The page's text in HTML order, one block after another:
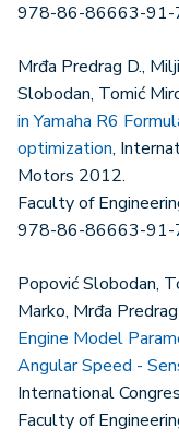
978-86-86663-91-
Mrđa Predrag D.,
Slobodan, Tomić
in Yamaha R6
optimization,
Motors 2012.
Faculty of
978-86-86663-91-
Popović Slobodan,
Marko, Mrđa
Engine Model
Angular Speed -
International
Faculty of